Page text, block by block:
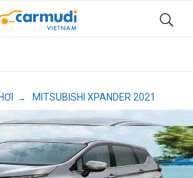
→ MITSUBISHI XPANDER 2021